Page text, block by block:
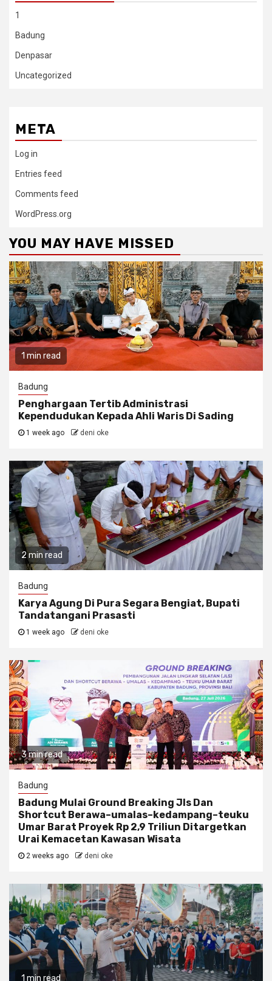
1
Badung
Denpasar
Uncategorized
META
Log in
Entries feed
Comments feed
WordPress.org
YOU MAY HAVE MISSED
1 min read
Badung
Penghargaan Tertib Administrasi
Kependudukan Kepada Ahli Waris Di Sading
1 week ago deni oke
2 min read
Badung
Karya Agung Di Pura Segara Bengiat, Bupati
Tandatangani Prasasti
1 week ago deni oke
3 min read
Badung
Badung Mulai Ground Breaking Jls Dan
Shortcut Berawa–umalas–kedampang–teuku
Umar Barat Proyek Rp 2,9 Triliun Ditargetkan
Urai Kemacetan Kawasan Wisata
2 weeks ago deni oke
1 min read